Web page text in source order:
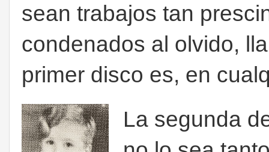
sean trabajos tan
condenados al olvido,
primer disco es, en
La segunda